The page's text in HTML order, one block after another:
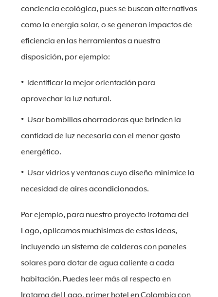
conciencia ecológica, pues se buscan alternativas
como la energía solar, o se generan impactos de
eficiencia en las herramientas a nuestra
disposición, por ejemplo:
Identificar la mejor orientación para
aprovechar la luz natural.
Usar bombillas ahorradoras que brinden la
cantidad de luz necesaria con el menor gasto
energético.
Usar vidrios y ventanas cuyo diseño minimice la
necesidad de aires acondicionados.
Por ejemplo, para nuestro proyecto Irotama del
Lago, aplicamos muchísimas de estas ideas,
incluyendo un sistema de calderas con paneles
solares para dotar de agua caliente a cada
habitación. Puedes leer más al respecto en
Irotama del Lago, primer hotel en Colombia con